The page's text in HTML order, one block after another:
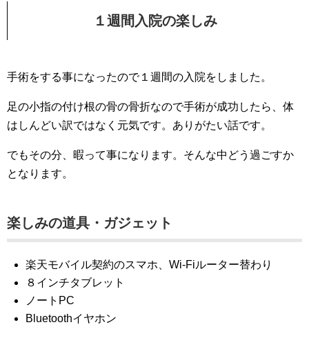
１週間入院の楽しみ
手術をする事になったので１週間の入院をしました。
足の小指の付け根の骨の骨折なので手術が成功したら、体
はしんどい訳ではなく元気です。ありがたい話です。
でもその分、暇って事になります。そんな中どう過ごすか
となります。
楽しみの道具・ガジェット
楽天モバイル契約のスマホ、Wi-Fiルーター替わり
８インチタブレット
ノートPC
Bluetoothイヤホン